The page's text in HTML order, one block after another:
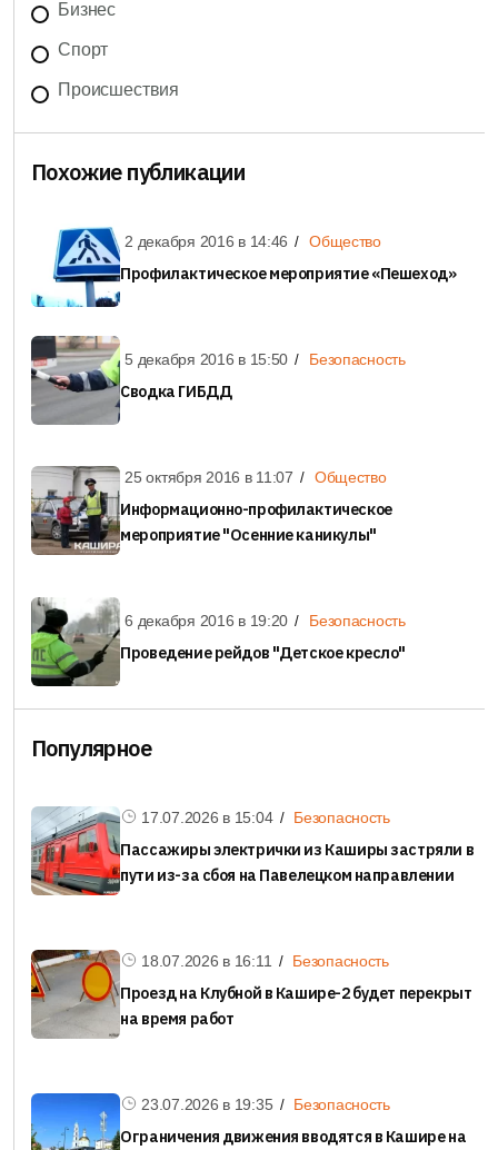
Бизнес
Спорт
Происшествия
Похожие публикации
2 декабря 2016 в 14:46 Общество
Профилактическое мероприятие «Пешеход»
5 декабря 2016 в 15:50 Безопасность
Сводка ГИБДД
25 октября 2016 в 11:07 Общество
Информационно-профилактическое
мероприятие "Осенние каникулы"
6 декабря 2016 в 19:20 Безопасность
Проведение рейдов "Детское кресло"
Популярное
17.07.2026 в 15:04 Безопасность
Пассажиры электрички из Каширы застряли в
пути из-за сбоя на Павелецком направлении
18.07.2026 в 16:11 Безопасность
Проезд на Клубной в Кашире-2 будет перекрыт
на время работ
23.07.2026 в 19:35 Безопасность
Ограничения движения вводятся в Кашире на